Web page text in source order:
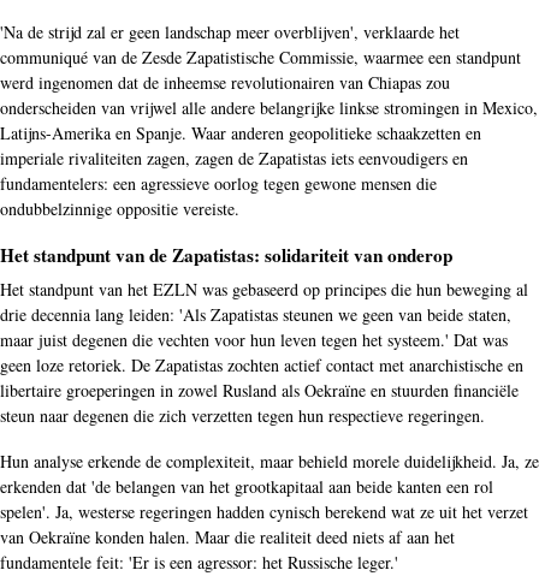
'Na de strijd zal er geen landschap meer overblijven', verklaarde het
communiqué van de Zesde Zapatistische Commissie, waarmee een standpunt
werd ingenomen dat de inheemse revolutionairen van Chiapas zou
onderscheiden van vrijwel alle andere belangrijke linkse stromingen in Mexico,
Latijns-Amerika en Spanje. Waar anderen geopolitieke schaakzetten en
imperiale rivaliteiten zagen, zagen de Zapatistas iets eenvoudigers en
fundamentelers: een agressieve oorlog tegen gewone mensen die
ondubbelzinnige oppositie vereiste.
Het standpunt van de Zapatistas: solidariteit van onderop
Het standpunt van het EZLN was gebaseerd op principes die hun beweging al
drie decennia lang leiden: 'Als Zapatistas steunen we geen van beide staten,
maar juist degenen die vechten voor hun leven tegen het systeem.' Dat was
geen loze retoriek. De Zapatistas zochten actief contact met anarchistische en
libertaire groeperingen in zowel Rusland als Oekraïne en stuurden financiële
steun naar degenen die zich verzetten tegen hun respectieve regeringen.
Hun analyse erkende de complexiteit, maar behield morele duidelijkheid. Ja, ze
erkenden dat 'de belangen van het grootkapitaal aan beide kanten een rol
spelen'. Ja, westerse regeringen hadden cynisch berekend wat ze uit het verzet
van Oekraïne konden halen. Maar die realiteit deed niets af aan het
fundamentele feit: 'Er is een agressor: het Russische leger.'